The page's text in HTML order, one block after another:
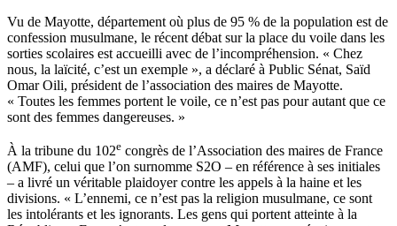
Vu de Mayotte, département où plus de 95 % de la population est de
confession musulmane, le récent débat sur la place du voile dans les
sorties scolaires est accueilli avec de l’incompréhension. « Chez
nous, la laïcité, c’est un exemple », a déclaré à Public Sénat, Saïd
Omar Oili, président de l’association des maires de Mayotte.
« Toutes les femmes portent le voile, ce n’est pas pour autant que ce
sont des femmes dangereuses. »
À la tribune du 102e congrès de l’Association des maires de France
(AMF), celui que l’on surnomme S2O – en référence à ses initiales
– a livré un véritable plaidoyer contre les appels à la haine et les
divisions. « L’ennemi, ce n’est pas la religion musulmane, ce sont
les intolérants et les ignorants. Les gens qui portent atteinte à la